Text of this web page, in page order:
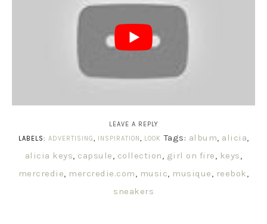
LEAVE A REPLY
LABELS: ADVERTISING, INSPIRATION , LOOK Tags: album, alicia,
alicia keys, capsule, collection, girl on fire, keys,
mercredie, mercredie.com, music, musique, reebok,
sneakers